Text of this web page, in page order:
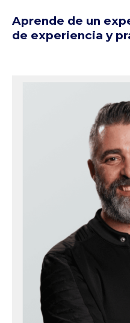
Aprende de un
de experiencia y